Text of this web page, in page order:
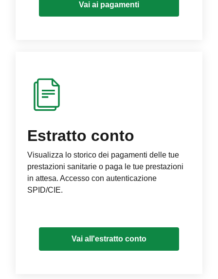
Vai ai pagamenti
Estratto conto
Visualizza lo storico dei pagamenti delle tue
prestazioni sanitarie o paga le tue prestazioni
in attesa. Accesso con autenticazione
SPID/CIE.
Vai all'estratto conto